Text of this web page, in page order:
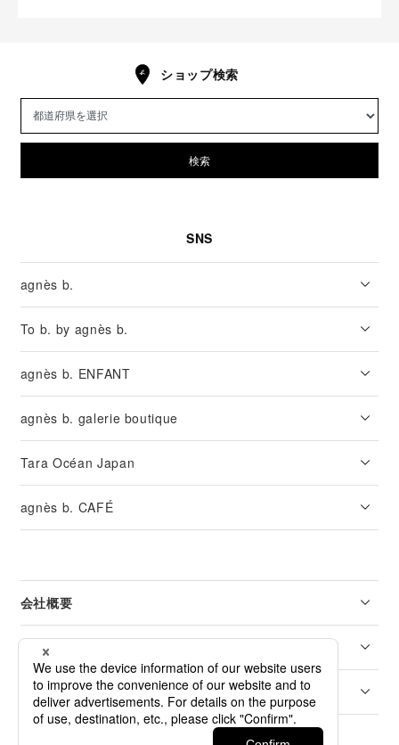
ショップ検索
検索
SNS
agnès b.
To b. by agnès b.
agnès b. ENFANT
agnès b. galerie boutique
Tara Océan Japan
agnès b. CAFÉ
会社概要
リーガル
カスタマーサービス